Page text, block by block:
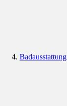
Badausstattung